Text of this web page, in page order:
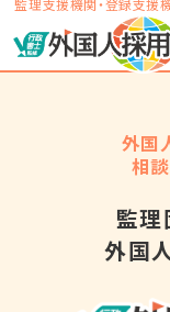
監理支援機関・登録支援
外国
相
監
外国